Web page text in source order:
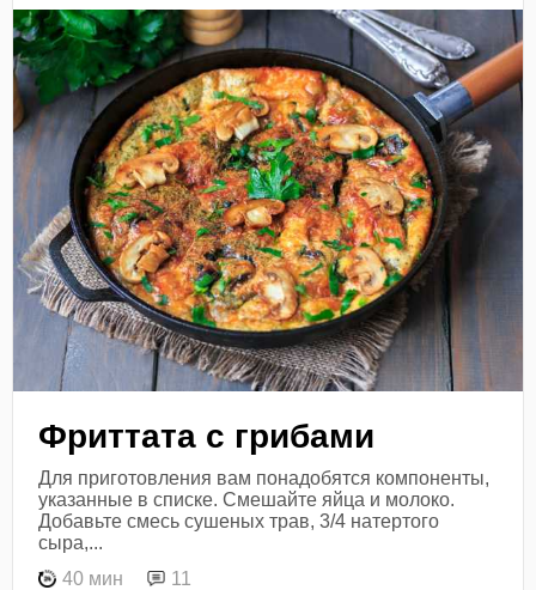
Фриттата с грибами
Для приготовления вам понадобятся компоненты,
указанные в списке. Смешайте яйца и молоко.
Добавьте смесь сушеных трав, 3/4 натертого
сыра,...
40 мин
11